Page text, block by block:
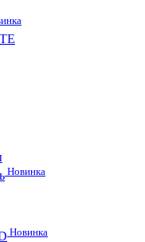
Новинка
Новинка